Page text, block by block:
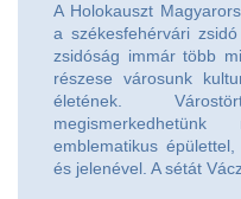
A Holokauszt
a székesfehérvári
zsidóság immár több
részese városunk
életének.
emblematikus
és jelenével. A sétát